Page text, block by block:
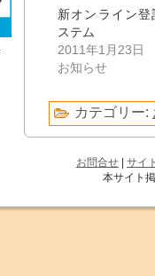
新オンライン登
ステム
2011年1月23日
お知らせ
カテゴリー:
お問合せ
サイ
本サイト